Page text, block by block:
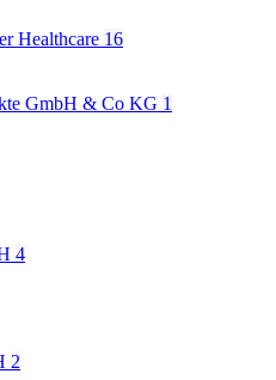
Healthcare 16
GmbH & Co KG 1
4
2